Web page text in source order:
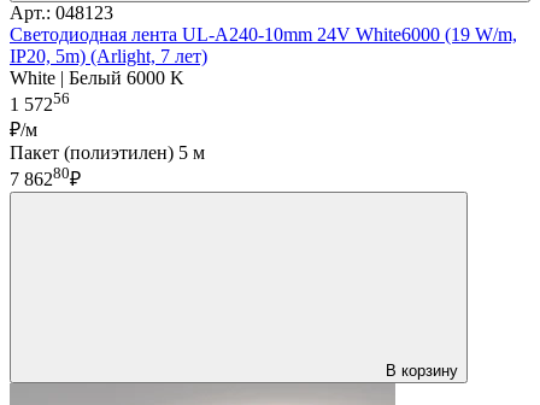
Арт.: 048123
Светодиодная лента UL-A240-10mm 24V White6000 (19 W/m,
IP20, 5m) (Arlight, 7 лет)
White | Белый 6000 K
1 57256
₽/м
Пакет (полиэтилен) 5 м
7 86280₽
В корзину